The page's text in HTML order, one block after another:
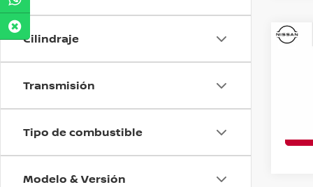
Cilindraje
Transmisión
Tipo de combustible
Modelo & Versión
2024
628